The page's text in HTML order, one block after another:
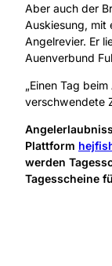
Aber auch der
Auskiesung, mit
Angelrevier. Er
Auenverbund
„Einen Tag
verschwendete
Plattform
werden
Tagesscheine